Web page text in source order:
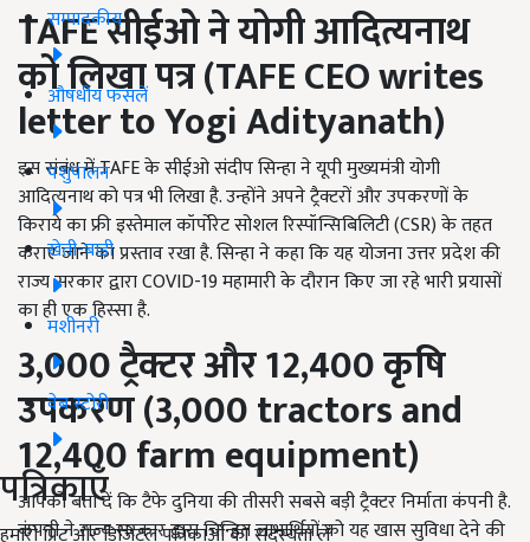
सम्पादकीय
औषधीय फसलें
पशुपालन
खेती-बाड़ी
मशीनरी
वेब स्टोरी
पत्रिकाएँ
हमारी प्रिंट और डिजिटल पत्रिकाओं की सदस्यता लें
TAFEसीईओ ने योगी आदित्यनाथ
को लिखा पत्र (TAFE CEO writes
letter to Yogi Adityanath)
इस संबंध में TAFE के सीईओ संदीप सिन्हा ने यूपी मुख्यमंत्री योगी
आदित्यनाथ को पत्र भी लिखा है. उन्होंने अपने ट्रैक्टरों और उपकरणों के
किराये का फ्री इस्तेमाल कॉर्पोरेट सोशल रिस्पॉन्सिबिलिटी (CSR) के तहत
कराए जाने का प्रस्ताव रखा है. सिन्हा ने कहा कि यह योजना उत्तर प्रदेश की
राज्य सरकार द्वारा COVID-19 महामारी के दौरान किए जा रहे भारी प्रयासों
का ही एक हिस्सा है.
3,000ट्रैक्टर और12,400कृषि
उपकरण (3,000 tractors and
12,400 farm equipment)
आपको बता दें कि टैफे दुनिया की तीसरी सबसे बड़ी ट्रैक्टर निर्माता कंपनी है.
कंपनी ने राज्य सरकार द्वारा चिन्हित लाभार्थियों को यह खास सुविधा देने की